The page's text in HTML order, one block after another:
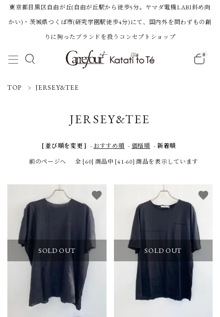
東京都目黒区自由が丘(自由が丘駅から徒歩5分。ヤマダ電機LABI斜め向
かい)・茨城県つくば市(研究学園駅徒歩4分)にて、国内外を問わずもの創
りに拘ったブランドを扱うコンセプトショップ
0
ACCOUNT MENU
新規会員登録
BRAND
NEWS
Guidelines
Carrefour
Katati to Tè
TOP JERSEY&TEE
JERSEY&TEE
[ 並び順を変更 ] - おすすめ順 - 価格順 - 新着順
前のページへ
全 [60] 商品中 [41-60] 商品を表示しています
SOLD OUT
favorite
SOLD OUT
favorite